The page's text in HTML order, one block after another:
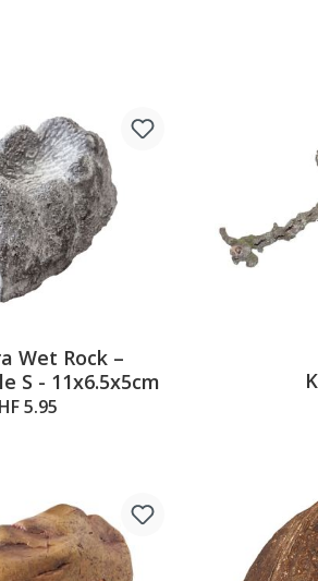
Wet Rock –
S - 11x6.5x5cm
5.95